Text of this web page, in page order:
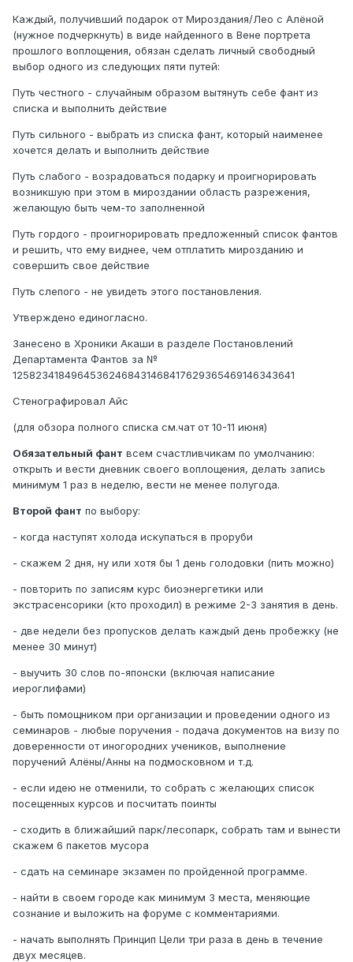
Каждый, получивший подарок от Мироздания/Лео с Алёной
(нужное подчеркнуть) в виде найденного в Вене портрета
прошлого воплощения, обязан сделать личный свободный
выбор одного из следующих пяти путей:
Путь честного - случайным образом вытянуть себе фант из
списка и выполнить действие
Путь сильного - выбрать из списка фант, который наименее
хочется делать и выполнить действие
Путь слабого - возрадоваться подарку и проигнорировать
возникшую при этом в мироздании область разрежения,
желающую быть чем-то заполненной
Путь гордого - проигнорировать предложенный список фантов
и решить, что ему виднее, чем отплатить мирозданию и
совершить свое действие
Путь слепого - не увидеть этого постановления.
Утверждено единогласно.
Занесено в Хроники Акаши в разделе Постановлений
Департамента Фантов за №
12582341849645362468431468417629365469146343641
Стенографировал Айс
(для обзора полного списка см.чат от 10-11 июня)
Обязательный фант всем счастливчикам по умолчанию:
открыть и вести дневник своего воплощения, делать запись
минимум 1 раз в неделю, вести не менее полугода.
Второй фант по выбору:
- когда наступят холода искупаться в проруби
- скажем 2 дня, ну или хотя бы 1 день голодовки (пить можно)
- повторить по записям курс биоэнергетики или
экстрасенсорики (кто проходил) в режиме 2-3 занятия в день.
- две недели без пропусков делать каждый день пробежку (не
менее 30 минут)
- выучить 30 слов по-японски (включая написание
иероглифами)
- быть помощником при организации и проведении одного из
семинаров - любые поручения - подача документов на визу по
доверенности от иногородних учеников, выполнение
поручений Алёны/Анны на подмосковном и т.д.
- если идею не отменили, то собрать с желающих список
посещенных курсов и посчитать поинты
- сходить в ближайший парк/лесопарк, собрать там и вынести
скажем 6 пакетов мусора
- сдать на семинаре экзамен по пройденной программе.
- найти в своем городе как минимум 3 места, меняющие
сознание и выложить на форуме с комментариями.
- начать выполнять Принцип Цели три раза в день в течение
двух месяцев.